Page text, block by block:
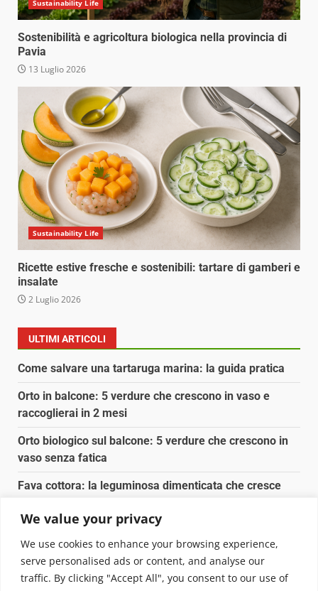
We value your privacy
We use cookies to enhance your browsing experience,
serve personalised ads or content, and analyse our
traffic. By clicking "Accept All", you consent to our use of
Sustainability Life
Sostenibilità e agricoltura biologica nella provincia di
Pavia
13 Luglio 2026
Sustainability Life
Ricette estive fresche e sostenibili: tartare di gamberi e
insalate
2 Luglio 2026
ULTIMI ARTICOLI
Come salvare una tartaruga marina: la guida pratica
Orto in balcone: 5 verdure che crescono in vaso e
raccoglierai in 2 mesi
Orto biologico sul balcone: 5 verdure che crescono in
vaso senza fatica
Fava cottora: la leguminosa dimenticata che cresce
Orto e giardino: calendario di semina agosto-
settembre 2026